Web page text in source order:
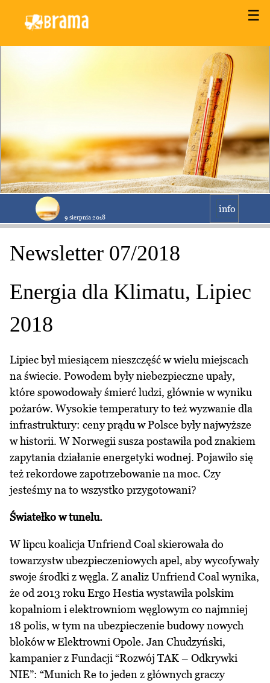
☰
9 sierpnia 2018
info
Newsletter 07/2018
Energia dla Klimatu, Lipiec
2018
Lipiec był miesiącem nieszczęść w wielu miejscach
na świecie. Powodem były niebezpieczne upały,
które spowodowały śmierć ludzi, głównie w wyniku
pożarów. Wysokie temperatury to też wyzwanie dla
infrastruktury: ceny prądu w Polsce były najwyższe
w historii. W Norwegii susza postawiła pod znakiem
zapytania działanie energetyki wodnej. Pojawiło się
też rekordowe zapotrzebowanie na moc. Czy
jesteśmy na to wszystko przygotowani?
Światełko w tunelu.
W lipcu koalicja Unfriend Coal skierowała do
towarzystw ubezpieczeniowych apel, aby wycofywały
swoje środki z węgla. Z analiz Unfriend Coal wynika,
że od 2013 roku Ergo Hestia wystawiła polskim
kopalniom i elektrowniom węglowym co najmniej
18 polis, w tym na ubezpieczenie budowy nowych
bloków w Elektrowni Opole. Jan Chudzyński,
kampanier z Fundacji “Rozwój TAK – Odkrywki
NIE”: “Munich Re to jeden z głównych graczy